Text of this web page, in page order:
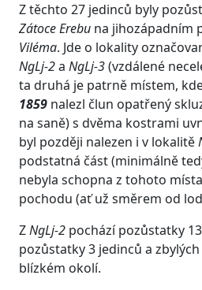
Z těchto 27 jedinců byly
Zátoce Erebu na jihozápadním
Viléma. Jde o lokality
NgLj-2a NgLj-3(vzdálené
ta druhá je patrně místem,
1859 nalezl člun opatřený
na saně) s dvěma kostrami
byl později nalezen i v lokalitě
podstatná část (minimálně
nebyla schopna z tohoto
pochodu (ať už směrem od
ZNgLj-2 pochází pozůstatky
pozůstatky 3 jedinců a
blízkém okolí.